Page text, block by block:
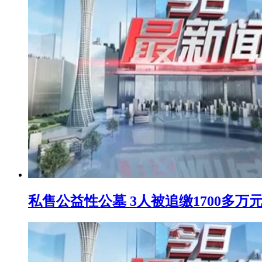
私售公益性公墓 3人被追缴1700多万